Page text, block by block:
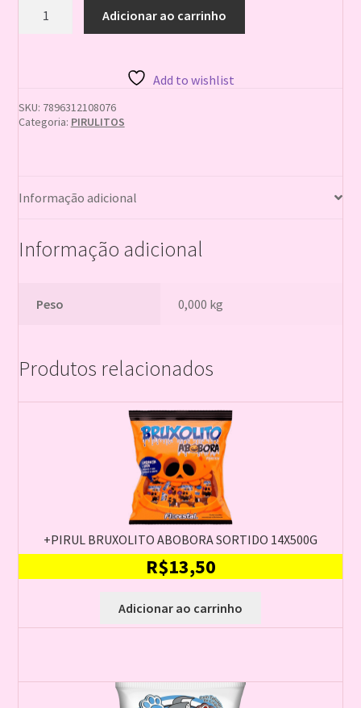
B
quantidade
Adicionar ao carrinho
Add to wishlist
SKU: 7896312108076
Categoria: PIRULITOS
Informação adicional
Informação adicional
Peso 0,000 kg
Produtos relacionados
+PIRUL BRUXOLITO ABOBORA SORTIDO 14X500G
R$13,50
Adicionar ao carrinho